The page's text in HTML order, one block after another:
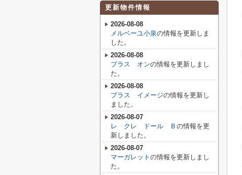
更新物件情報
2026-08-08
メルベーユ小泉の情報を更新しま
した。
2026-08-08
プラス オンの情報を更新しまし
た。
2026-08-08
プラス イメージの情報を更新し
ました。
2026-08-07
レ クレ ドール Ｂ の情報を更
新しました。
2026-08-07
マーガレット の情報を更新しまし
た。